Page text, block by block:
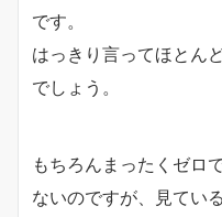
です。
はっきり言ってほとん
でしょう。
もちろんまったくゼロ
ないのですが、見てい